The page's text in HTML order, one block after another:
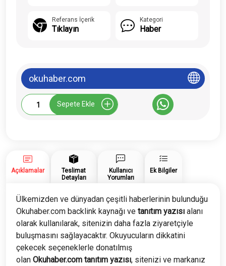
Referans İçerik
Tıklayın
Kategori
Haber
okuhaber.com
Okuhaber.com
Tanıtım
Sepete Ekle
Açıklamalar
Teslimat
Detayları
Kullanıcı
Yorumları
Ek Bilgiler
Ülkemizden ve dünyadan çeşitli haberlerinin bulunduğu
Okuhaber.com backlink kaynağı ve tanıtım yazısı alanı
olarak kullanılarak, sitenizin daha fazla ziyaretçiyle
buluşmasını sağlayacaktır. Okuyucuların dikkatini
çekecek seçeneklerle donatılmış
olan Okuhaber.com tanıtım yazısı, sitenizi ve markanız